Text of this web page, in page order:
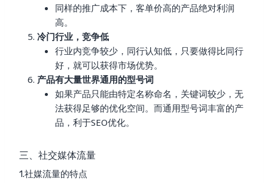
同样的推广成本下，客单价高的产品绝对利润
高。
冷门行业，竞争低
行业内竞争较少，同行认知低，只要做得比同行
好，就可以获得市场优势。
产品有大量世界通用的型号词
如果产品只能由特定名称命名，关键词较少，无
法获得足够的优化空间。而通用型号词丰富的产
品，利于SEO优化。
三、社交媒体流量
1.社媒流量的特点